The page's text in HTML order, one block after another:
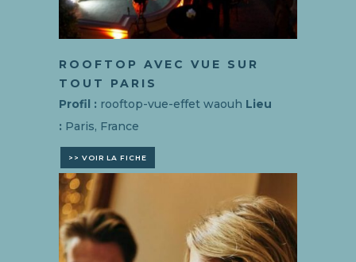
ROOFTOP AVEC VUE SUR
TOUT PARIS
Profil : rooftop-vue-effet waouh Lieu
: Paris, France
>> VOIR LA FICHE